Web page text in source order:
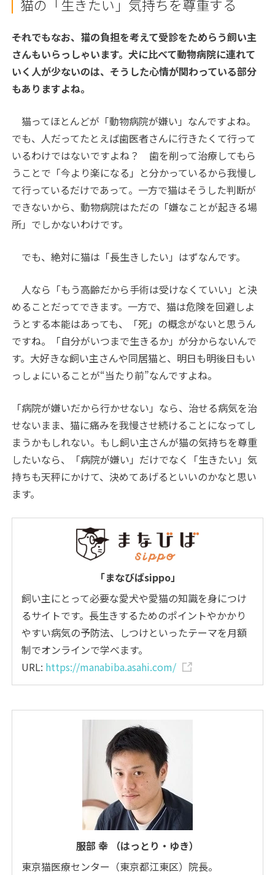
猫の「生きたい」気持ちを尊重する
――それでもなお、猫の負担を考えて受診をためらう飼い主
さんもいらっしゃいます。犬に比べて動物病院に連れて
いく人が少ないのは、そうした心情が関わっている部分
もありますよね。
猫ってほとんどが「動物病院が嫌い」なんですよね。
でも、人だってたとえば歯医者さんに行きたくて行って
いるわけではないですよね？ 歯を削って治療してもら
うことで「今より楽になる」と分かっているから我慢し
て行っているだけであって。一方で猫はそうした判断が
できないから、動物病院はただの「嫌なことが起きる場
所」でしかないわけです。
でも、絶対に猫は「長生きしたい」はずなんです。
人なら「もう高齢だから手術は受けなくていい」と決
めることだってできます。一方で、猫は危険を回避しよ
うとする本能はあっても、「死」の概念がないと思うん
ですね。「自分がいつまで生きるか」が分からないんで
す。大好きな飼い主さんや同居猫と、明日も明後日もい
っしょにいることが“当たり前”なんですよね。
「病院が嫌いだから行かせない」なら、治せる病気を治
せないまま、猫に痛みを我慢させ続けることになってし
まうかもしれない。もし飼い主さんが猫の気持ちを尊重
したいなら、「病院が嫌い」だけでなく「生きたい」気
持ちも天秤にかけて、決めてあげるといいのかなと思い
ます。
「まなびばsippo」
飼い主にとって必要な愛犬や愛猫の知識を身につけ
るサイトです。長生きするためのポイントやかかり
やすい病気の予防法、しつけといったテーマを月額
制でオンラインで学べます。
URL: https://manabiba.asahi.com/
服部 幸 （はっとり・ゆき）
東京猫医療センター（東京都江東区）院長。